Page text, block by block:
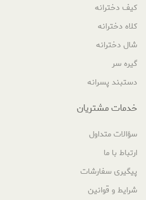
کیف دخترانه
کلاه دخترانه
شال دخترانه
گیره سر
دستبند پسرانه
خدمات مشتریان
سؤالات متداول
ارتباط با ما
پیگیری سفارشات
شرایط و قوانین